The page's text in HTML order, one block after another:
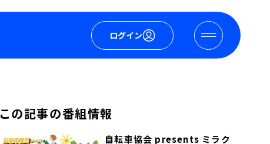
ログイン
この記事の番組情報
自転車協会 presents ミラク